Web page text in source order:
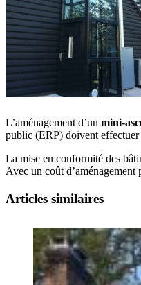
L’aménagement d’un mini-
public (ERP) doivent effectuer
La mise en conformité des
Avec un coût
Articles similaires